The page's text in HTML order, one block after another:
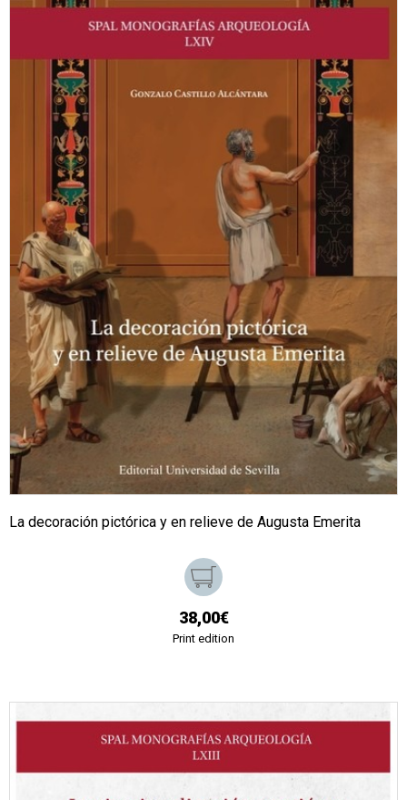
La decoración pictórica y en relieve de Augusta Emerita
38,00€
Print edition